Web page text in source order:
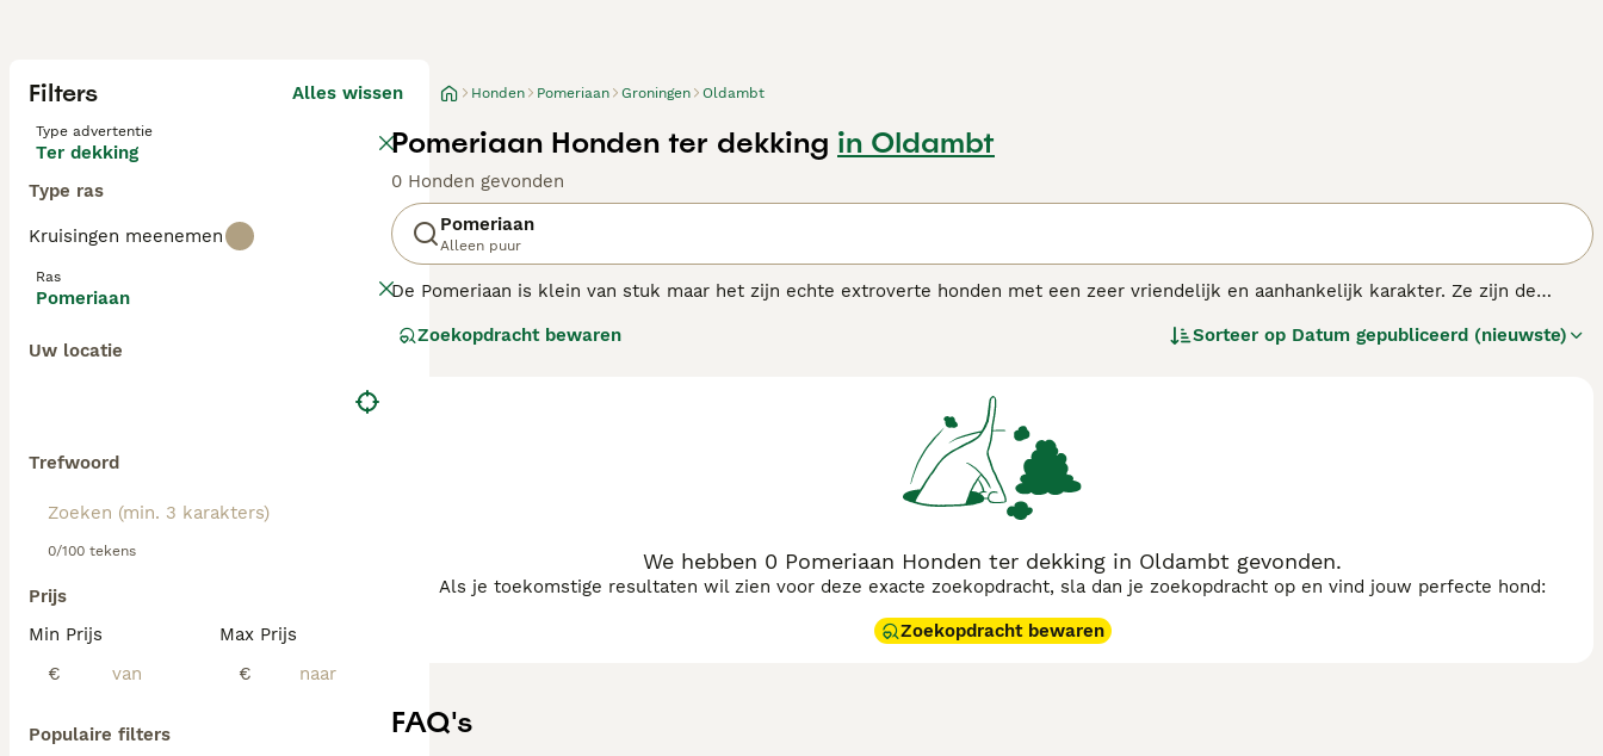
Filters Alles wissen
Type advertentie
Ter dekking
Type ras
Kruisingen meenemen
Ras
Pomeriaan
Uw locatie
Trefwoord
0/100 tekens
Prijs
Min Prijs
€
Max Prijs
€
Populaire filters
Honden Pomeriaan Groningen Oldambt
Pomeriaan Honden ter dekking in Oldambt
0 Honden gevonden
Pomeriaan
Alleen puur
De Pomeriaan is klein van stuk maar het zijn echte extroverte honden met een zeer vriendelijk en aanhankelijk karakter. Ze zijn de
honden die gebruikt zijn om het ras te fokken. Koningin Victoria maakte deze kleine honden populair tijdens haar regeerperiode in de
voor informatie over dit hondenras.
Zoekopdracht bewaren Sorteer op Datum gepubliceerd (nieuwste)
We hebben 0 Pomeriaan Honden ter dekking in Oldambt gevonden.
Als je toekomstige resultaten wil zien voor deze exacte zoekopdracht, sla dan je zoekopdracht op en vind jouw perfecte hond:
Zoekopdracht bewaren
FAQ's